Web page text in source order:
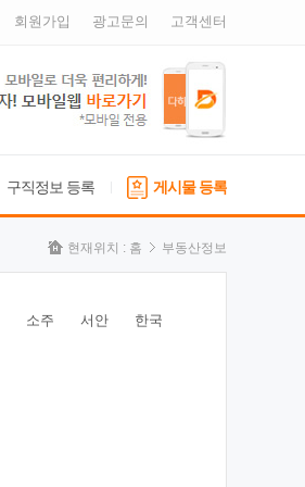
회원가입 광고문의 고객센터
구직정보 등록 게시물 등록
현재위치 : 홈 부동산정보
소주 서안 한국